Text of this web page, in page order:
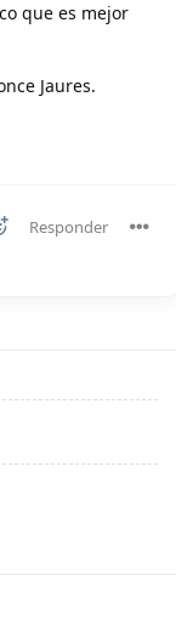
que es mejor
Jaures.
Responder